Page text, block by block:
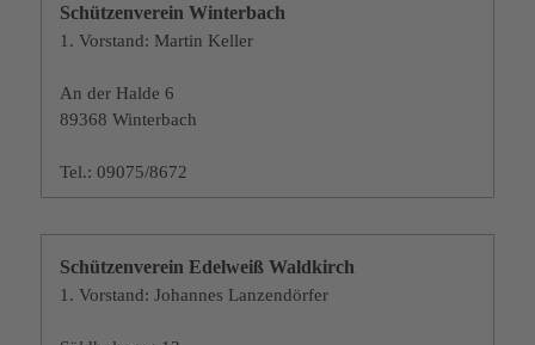
Schützenverein Winterbach
1. Vorstand: Martin Keller
An der Halde 6
89368 Winterbach
Tel.: 09075/8672
Schützenverein Edelweiß Waldkirch
1. Vorstand: Johannes Lanzendörfer